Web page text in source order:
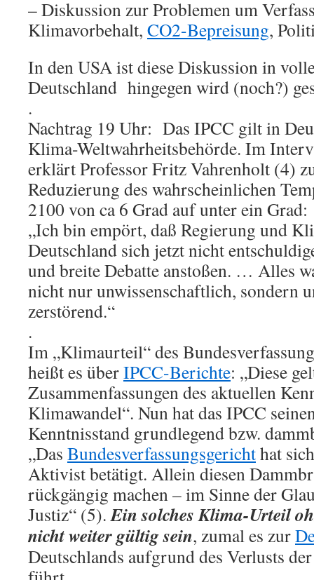
– Diskussion zur Problemen um
Klimavorbehalt, CO2-Bepreisung,
In den USA ist diese Diskussion in
Deutschland hingegen wird (noch?)
.
Nachtrag 19 Uhr: Das IPCC gilt in
Klima-Weltwahrheitsbehörde. Im
erklärt Professor Fritz Vahrenholt (4)
Reduzierung des wahrscheinlichen
2100 von ca 6 Grad auf unter ein Grad:
„Ich bin empört, daß Regierung und
Deutschland sich jetzt nicht
und breite Debatte anstoßen. … Alles
nicht nur unwissenschaftlich, sondern
zerstörend.“
.
Im „Klimaurteil“ des
heißt es überIPCC-Berichte: „Diese
Zusammenfassungen des aktuellen
Klimawandel“. Nun hat das IPCC
Kenntnisstand grundlegend bzw.
„Das Bundesverfassungsgerichthat
Aktivist betätigt. Allein diesen
rückgängig machen – im Sinne der
Justiz“ (5).Ein solches Klima-Urteil
nicht weiter gültig sein, zumal es zur
Deutschlands aufgrund des Verlusts